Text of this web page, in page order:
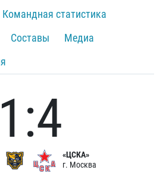
Командная статистика
Составы
Медиа
1:4
«ЦСКА»
г. Москва